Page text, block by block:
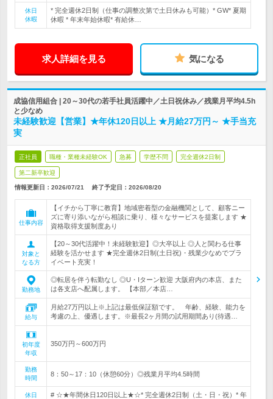
休日
休暇
* 完全週休2日制（仕事の調整次第で土日休みも可能）* GW* 夏期
休暇 * 年末年始休暇* 有給休…
求人詳細を見る 気になる
成協信用組合 | 20～30代の若手社員活躍中／土日祝休み／残業月平均4.5h
と少なめ
未経験歓迎【営業】★年休120日以上 ★月給27万円～ ★手当充
実
正社員 職種・業種未経験OK 急募 学歴不問 完全週休2日制
第二新卒歓迎
情報更新日：2026/07/21 終了予定日： 2026/08/20
仕事内容
【イチから丁寧に教育】地域密着型の金融機関として、顧客ニー
ズに寄り添いながら相談に乗り、様々なサービスを提案します ★
資格取得支援制度あり
対象と
なる方
【20～30代活躍中！未経験歓迎】◎大卒以上 ◎人と関わる仕事
経験を活かせます ★完全週休2日制(土日祝)・残業少なめでプラ
イベート充実！
勤務地
◎転居を伴う転勤なし ◎U・Iターン歓迎 大阪府内の本店、また
は各支店へ配属します。 【本部／本店…
給与
月給27万円以上※上記は最低保証額です。 年齢、経験、能力を
考慮の上、優遇します。※最長2ヶ月間の試用期間あり(待遇…
初年度
年収
350万円～600万円
勤務
時間
8：50～17：10（休憩60分）◎残業月平均4.5時間
休日
# ☆★年間休日120日以上★☆* 完全週休2日制（土・日・祝）* 年